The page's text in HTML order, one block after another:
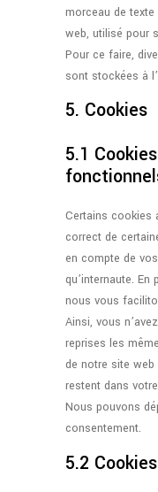
morceau de
web, utilisé pour
Pour ce faire,
sont stockées à
5. Cookies
5.1
Certains cookies
correct de
en compte de
qu’internaute.
nous vous
Ainsi, vous
reprises les
de notre site web
restent dans
Nous pouvons
consentement.
5.2